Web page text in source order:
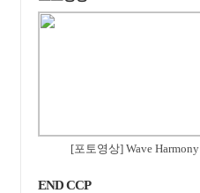
[포토영상] Wave Harmony
END CCP